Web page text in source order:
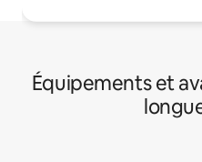
Équipements et